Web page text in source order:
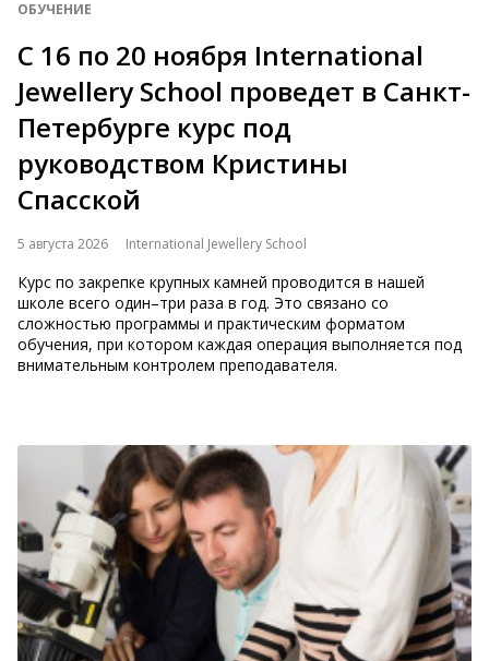
ОБУЧЕНИЕ
С 16 по 20 ноября International
Jewellery School проведет в Санкт-
Петербурге курс под
руководством Кристины
Спасской
5 августа 2026 International Jewellery School
Курс по закрепке крупных камней проводится в нашей
школе всего один–три раза в год. Это связано со
сложностью программы и практическим форматом
обучения, при котором каждая операция выполняется под
внимательным контролем преподавателя.